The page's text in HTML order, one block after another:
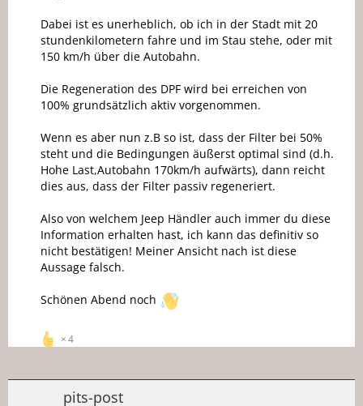
Dabei ist es unerheblich, ob ich in der Stadt mit 20
stundenkilometern fahre und im Stau stehe, oder mit
150 km/h über die Autobahn.
Die Regeneration des DPF wird bei erreichen von
100% grundsätzlich aktiv vorgenommen.
Wenn es aber nun z.B so ist, dass der Filter bei 50%
steht und die Bedingungen äußerst optimal sind (d.h.
Hohe Last,Autobahn 170km/h aufwärts), dann reicht
dies aus, dass der Filter passiv regeneriert.
Also von welchem Jeep Händler auch immer du diese
Information erhalten hast, ich kann das definitiv so
nicht bestätigen! Meiner Ansicht nach ist diese
Aussage falsch.
Schönen Abend noch
4
pits-post